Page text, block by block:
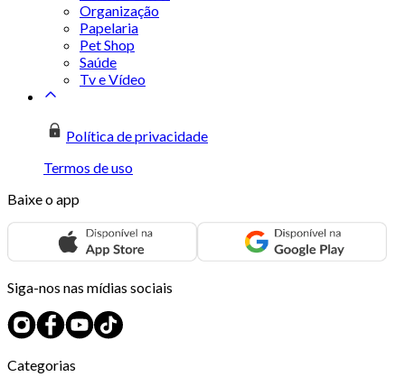
Organização
Papelaria
Pet Shop
Saúde
Tv e Vídeo
Política de privacidade
Termos de uso
Baixe o app
Siga-nos nas mídias sociais
Categorias